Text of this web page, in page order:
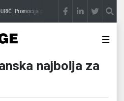
Promocija potencijal pretvara u destinaciju
☰
najbolja za